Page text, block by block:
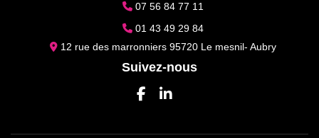
07 56 84 77 11
01 43 49 29 84
12 rue des marronniers 95720 Le mesnil- Aubry
Suivez-nous